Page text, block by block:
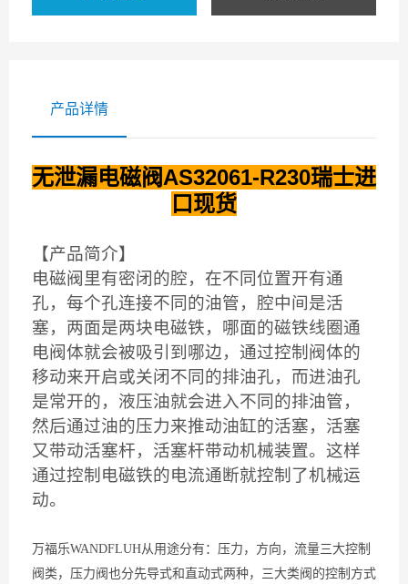
产品详情
无泄漏电磁阀AS32061-R230瑞士进
口现货
【产品简介】
电磁阀里有密闭的腔，在不同位置开有通
孔，每个孔连接不同的油管，腔中间是活
塞，两面是两块电磁铁，哪面的磁铁线圈通
电阀体就会被吸引到哪边，通过控制阀体的
移动来开启或关闭不同的排油孔，而进油孔
是常开的，液压油就会进入不同的排油管，
然后通过油的压力来推动油缸的活塞，活塞
又带动活塞杆，活塞杆带动机械装置。这样
通过控制电磁铁的电流通断就控制了机械运
动。
万福乐WANDFLUH从用途分有：压力，方向，流量三大控制
阀类，压力阀也分先导式和直动式两种，三大类阀的控制方式